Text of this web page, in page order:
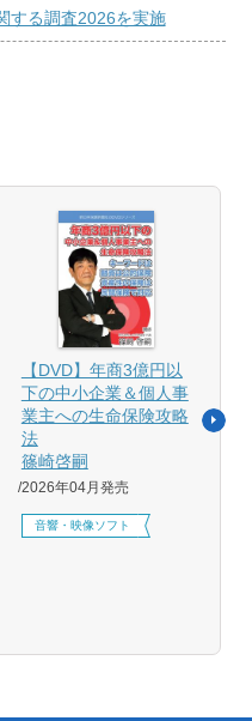
する調査2026を実施
【DVD】年商3億円以
下の中小企業＆個人事
業主への生命保険攻略
法
篠崎啓嗣
2026年04月発売
音響・映像ソフト